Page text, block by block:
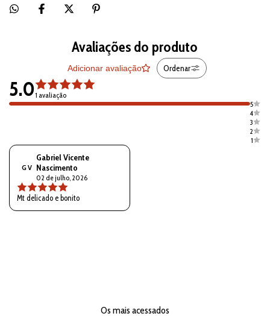
Avaliações do produto
Adicionar avaliação Ordenar
5.01 avaliação
5
4
3
2
1
G V
Gabriel Vicente
Nascimento
02 de julho, 2026
Mt delicado e bonito
Os mais acessados